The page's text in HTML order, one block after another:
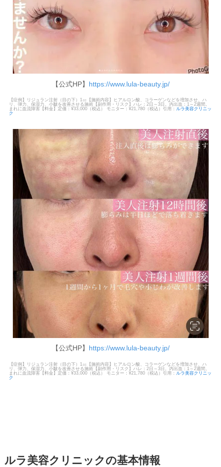
【公式HP】 https://www.lula-beauty.jp/
【症例】リジュラン注射（目の下）1㏄【施術内容】ヒアルロン酸、コラーゲンなどを増加させ、ハ
リ、弾力、保湿力、小皺を改善させる施術【副作用・リスク】ハレ：2日～3日。内出血：1～2週間。
まれに血流障害【料金】定価：¥33,000（税込） モニター：¥21,780（税込）引用： ルラ美容クリニッ
ク
【公式HP】 https://www.lula-beauty.jp/
【症例】リジュラン注射（目の下）1㏄【施術内容】ヒアルロン酸、コラーゲンなどを増加させ、ハ
リ、弾力、保湿力、小皺を改善させる施術【副作用・リスク】ハレ：2日～3日。内出血：1～2週間。
まれに血流障害【料金】定価：¥33,000（税込） モニター：¥21,780（税込）引用： ルラ美容クリニッ
ク
ルラ美容クリニックの基本情報